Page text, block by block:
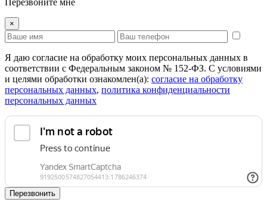
×
Я даю согласие на обработку моих персональных данных в
соответствии с Федеральным законом № 152-ФЗ. С условиями
и целями обработки ознакомлен(а): cогласие на обработку
персональных данных, политика конфиденциальности
персональных данных
Перезвонить